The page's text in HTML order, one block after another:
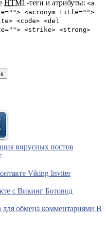
HTML-теги и атрибуты: <a
<acronym title="">
<code> <del
<strike> <strong>
вирусных постов
Viking Inviter
с Викинг Ботовод
обмена комментариями В